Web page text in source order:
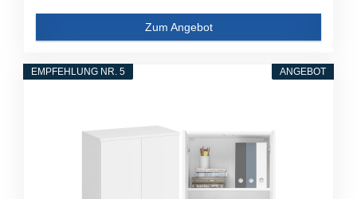
Zum Angebot
ANGEBOT
EMPFEHLUNG NR. 5